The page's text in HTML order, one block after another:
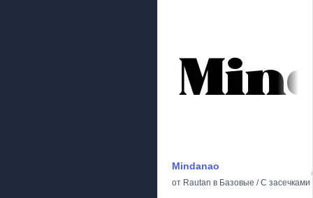
Mindanao
от Rautan в Базовые /С засечками